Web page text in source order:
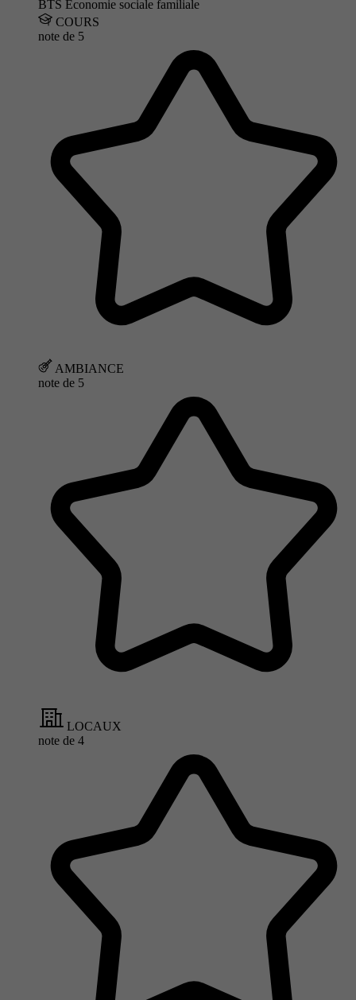
BTS Economie sociale familiale
COURS
note de 5
AMBIANCE
note de 5
LOCAUX
note de 4